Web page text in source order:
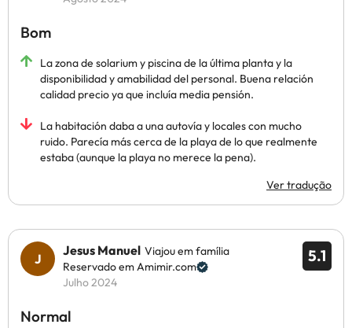
Bom
La zona de solarium y piscina de la última planta y la
disponibilidad y amabilidad del personal. Buena relación
calidad precio ya que incluía media pensión.
La habitación daba a una autovía y locales con mucho
ruido. Parecía más cerca de la playa de lo que realmente
estaba (aunque la playa no merece la pena).
Ver tradução
5.1
Jesus Manuel Viajou em família
Reservado em Amimir.com
Julho 2024
Normal